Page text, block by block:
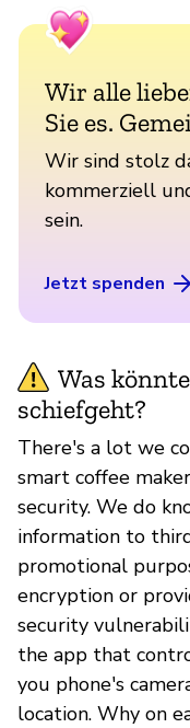
Wir alle
Sie es.
Wir sind stolz
kommerziell
sein.
Jetzt spenden
Was
schiefgeht?
There's a lot we
smart coffee
security. We do
information to
promotional
encryption or
security
the app that
you phone's
location. Why on